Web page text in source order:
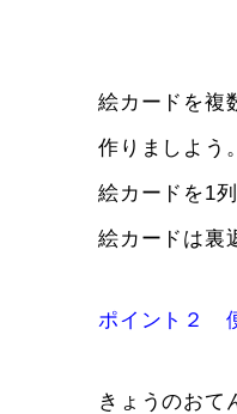
絵カードを複
作りましよう。
絵カードを1
絵カードは裏
ポイント２
きょうのおて